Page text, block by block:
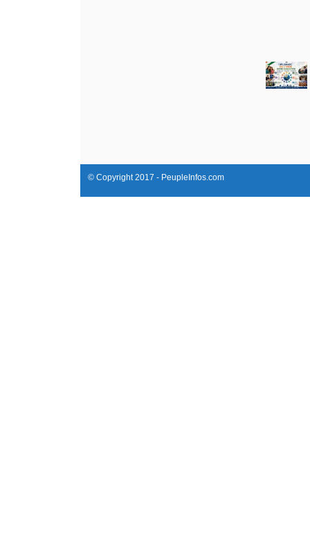
© Copyright 2017 - PeupleInfos.com